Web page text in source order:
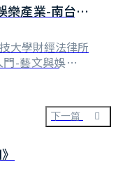
樂產業-南台科
大學財經法律所
-藝文與娛樂產
下一篇